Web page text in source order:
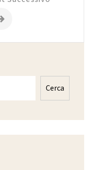
Cerca